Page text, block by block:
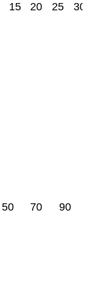
15 20 25 30
50 70 90